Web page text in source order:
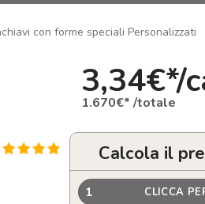
con forme speciali Personalizzati
3,34€*/
1.670€* /totale
Calcola il
1 CLICCA